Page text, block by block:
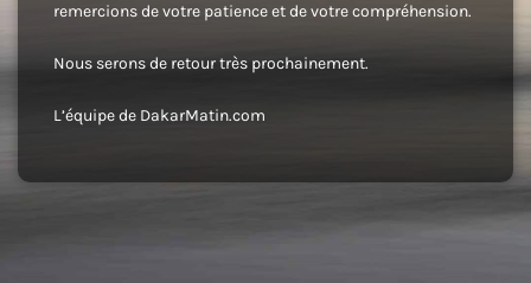
remercions de votre patience et de votre compréhension.
Nous serons de retour très prochainement.
L’équipe de DakarMatin.com